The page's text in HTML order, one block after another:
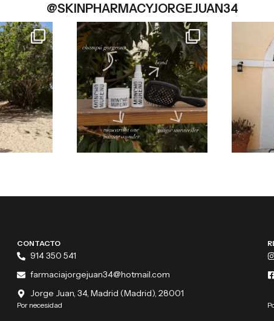
@SKINPHARMACYJORGEJUAN34
CONTACTO
914 350 541
farmaciajorgejuan34@hotmail.com
Jorge Juan, 34, Madrid (Madrid), 28001
Por necesidad